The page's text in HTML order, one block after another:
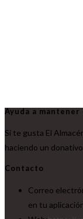
Ayuda a mantener
Si te gusta El
haciendo un
Contacto
Correo
en tu